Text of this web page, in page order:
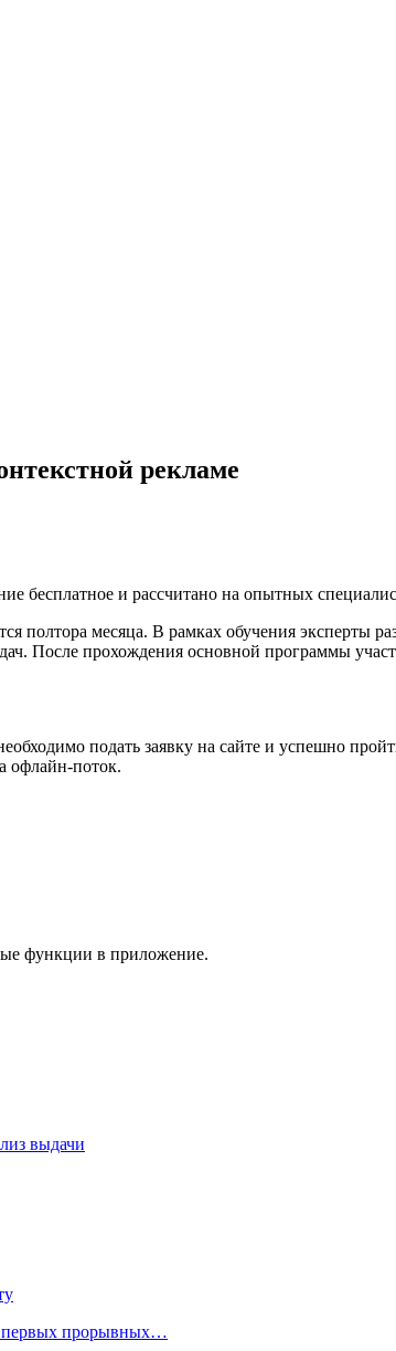
рекламе
бесплатное и рассчитано на опытных
полтора месяца. В рамках обучения эксперты
После прохождения основной программы
подать заявку на сайте и успешно
офлайн-поток.
функции в приложение.
выдачи
первых прорывных…